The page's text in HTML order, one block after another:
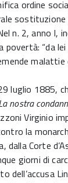
ordine
sostituzione
n. 2, anno I,
povertà: “da
malattie
luglio 1885,
nostra
Virginio
la
dalla Corte
giorni di
dell’accusa